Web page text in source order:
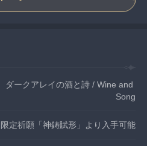
ダークアレイの酒と詩 / Wine and
Song
限定祈願「神鋳賦形」より入手可能